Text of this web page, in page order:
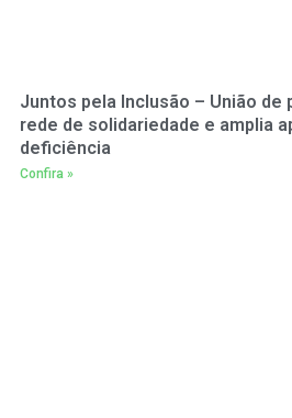
Juntos pela Inclusão – União
rede de solidariedade e amplia
deficiência
Confira »